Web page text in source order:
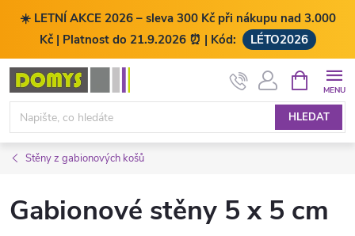
☀️ LETNÍ AKCE 2026 – sleva 300 Kč při nákupu nad 3.000
Kč | Platnost do 21.9.2026 ⏰ | Kód:
LÉTO2026
Přejít
obsah
HLEDAT
NÁKUPNÍ
KOŠÍK
Stěny z gabionových košů
Gabionové stěny 5 x 5 cm